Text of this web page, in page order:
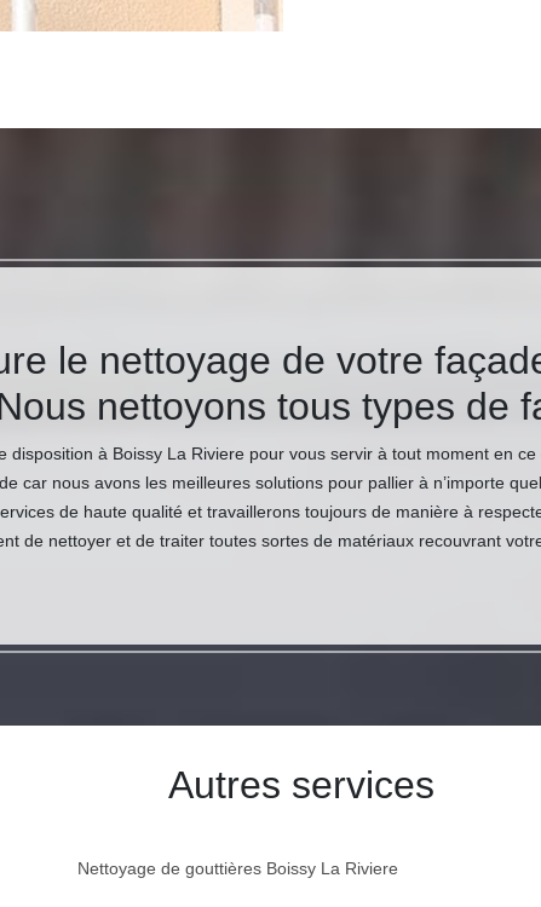
le nettoyage de votre
nettoyons tous types de
disposition à Boissy La Riviere pour vous servir à tout moment en
car nous avons les meilleures solutions pour pallier à n’importe
de haute qualité et travaillerons toujours de manière à
de nettoyer et de traiter toutes sortes de matériaux recouvrant
Autres services
Nettoyage de gouttières Boissy La Riviere